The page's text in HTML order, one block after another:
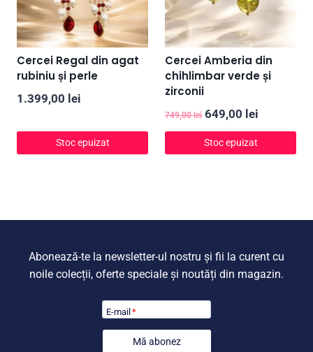
Cercei Regal din agat
rubiniu și perle
1.399,00 lei
Stoc epuizat
Cercei Amberia din
chihlimbar verde și
zirconii
749,00lei Prețul
inițial
a
649,00 lei
curent
Stoc epuizat
Abonează-te la newsletter-ul nostru și fii la curent cu
noile colecții, oferte speciale și noutăți din magazin.
E-mail*
Mă abonez